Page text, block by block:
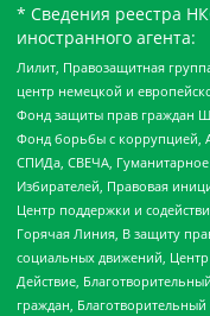
* Сведения реестра
иностранного агента:
Лилит, Правозащитная
центр немецкой и
Фонд защиты прав граждан
Фонд борьбы с
СПИДа, СВЕЧА, Гуманитарное
Избирателей, Правовая
Центр поддержки и
Горячая Линия, В защиту
социальных движений,
Действие,
граждан,